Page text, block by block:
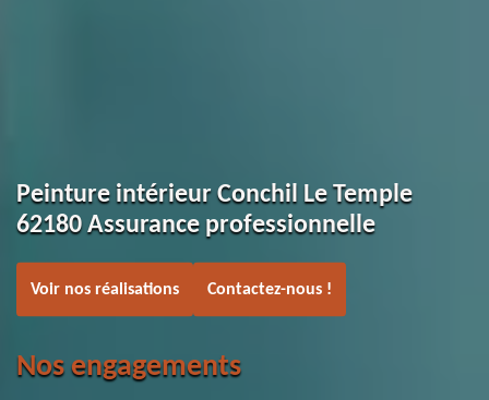
Peinture intérieur Conchil Le Temple
62180 Assurance professionnelle
Voir nos réalisations Contactez-nous !
Nos engagements